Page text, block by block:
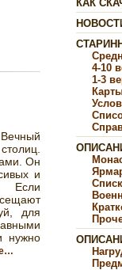
Он
и
Если
для
нужно
КАК
4-10
1-3